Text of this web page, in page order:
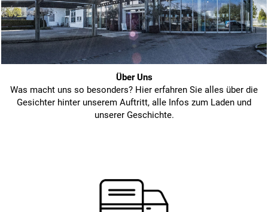
Über Uns
Was macht uns so besonders? Hier erfahren Sie alles über die
Gesichter hinter unserem Auftritt, alle Infos zum Laden und
unserer Geschichte.